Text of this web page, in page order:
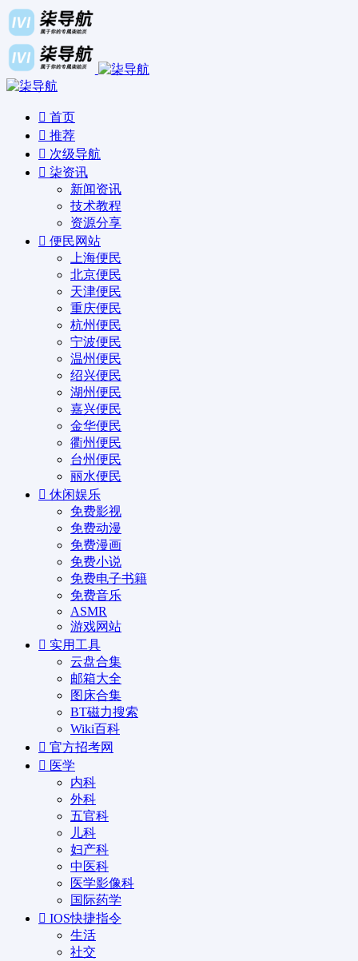
首页
推荐
次级导航
柒资讯
新闻资讯
技术教程
资源分享
便民网站
上海便民
北京便民
天津便民
重庆便民
杭州便民
宁波便民
温州便民
绍兴便民
湖州便民
嘉兴便民
金华便民
衢州便民
台州便民
丽水便民
休闲娱乐
免费影视
免费动漫
免费漫画
免费小说
免费电子书籍
免费音乐
ASMR
游戏网站
实用工具
云盘合集
邮箱大全
图床合集
BT磁力搜索
Wiki百科
官方招考网
医学
内科
外科
五官科
儿科
妇产科
中医科
医学影像科
国际药学
IOS快捷指令
生活
社交